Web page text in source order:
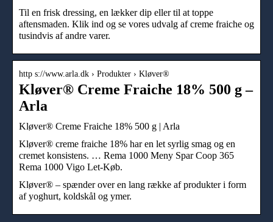
Til en frisk dressing, en lækker dip eller til at toppe
aftensmaden. Klik ind og se vores udvalg af creme fraiche og
tusindvis af andre varer.
http s://www.arla.dk › Produkter › Kløver®
Kløver® Creme Fraiche 18% 500 g –
Arla
Kløver® Creme Fraiche 18% 500 g | Arla
Kløver® creme fraiche 18% har en let syrlig smag og en
cremet konsistens. … Rema 1000 Meny Spar Coop 365
Rema 1000 Vigo Let-Køb.
Kløver® – spænder over en lang række af produkter i form
af yoghurt, koldskål og ymer.